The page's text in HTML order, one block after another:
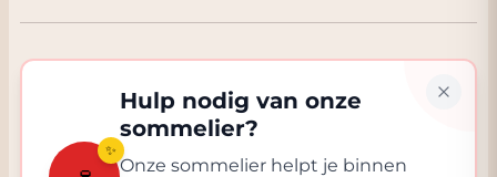
✨
Hulp nodig van onze
sommelier?
Onze sommelier helpt je binnen